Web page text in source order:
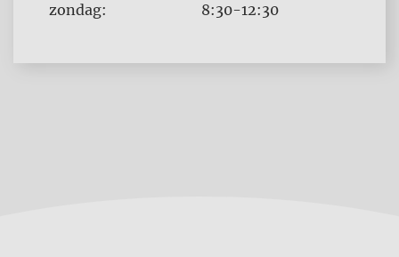
zondag: 8:30-12:30